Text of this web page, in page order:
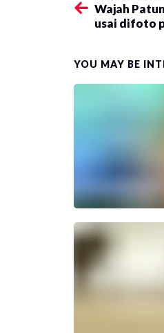
Wajah
usai difoto
YOU MAY BE